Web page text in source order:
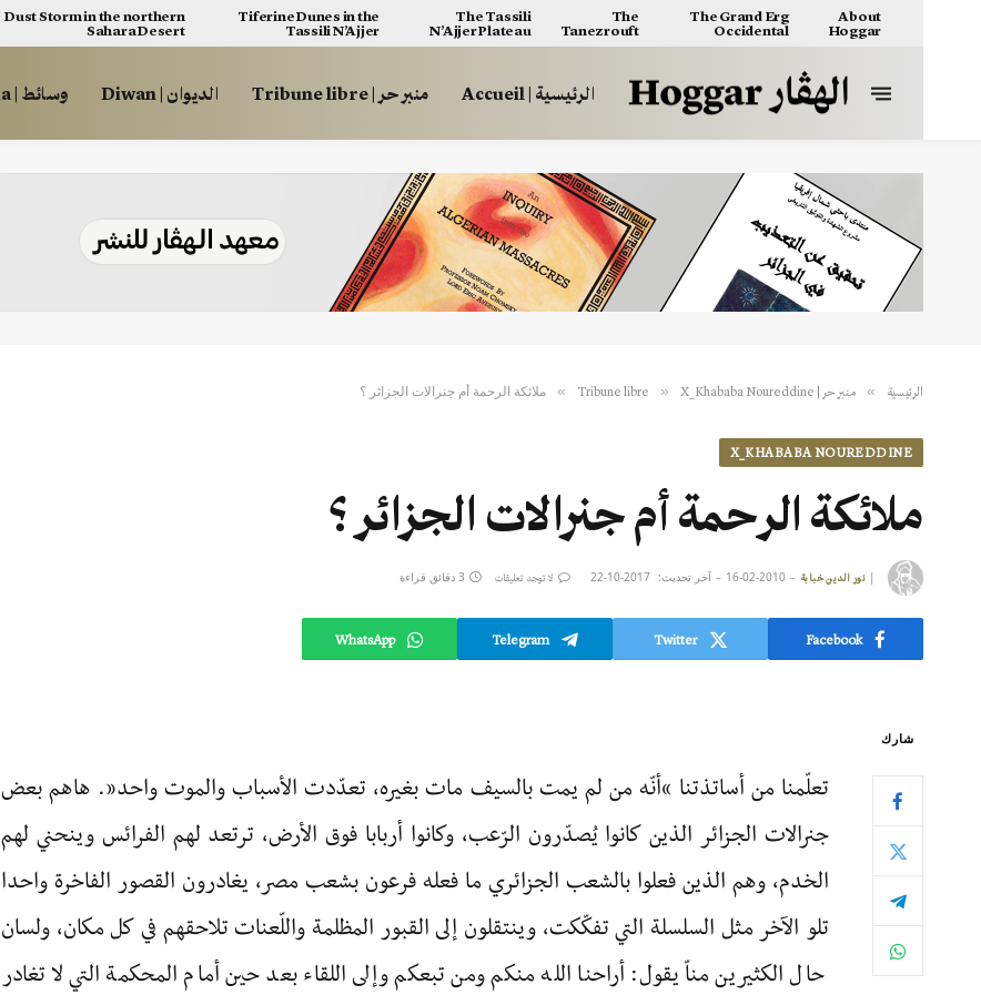
About
Hoggar
The Grand Erg
Occidental
The
Tanezrouft
The Tassili
N’Ajjer Plateau
Tiferine Dunes in the
Tassili N’Ajjer
Dust Storm in the northern
Sahara Desert
الرئيسية | Accueil منبر حر | Tribune libre الديوان | Diwan وسائط | Multimédia
الرئيسية » منبر حر | Tribune libre » X_Khababa Noureddine
» ملائكة الرحمة أم جنرالات الجزائر ؟
X_KHABABA NOUREDDINE
ملائكة الرحمة أم جنرالات الجزائر ؟
| نور الدين خبابة 2010-02-16 آخر تحديث: 2017-10-22 لا توجد تعليقات 3 دقائق قراءة
Facebook
Twitter
Telegram
WhatsApp
شارك
تعلّمنا من أساتذتنا “أنّه من لم يمت بالسيف مات بغيره، تعدّدت الأسباب والموت واحد”. هاهم بعض
جنرالات الجزائر الذين كانوا يُصدّرون الرّعب، وكانوا أربابا فوق الأرض، ترتعد لهم الفرائس وينحني لهم
الخدم، وهم الذين فعلوا بالشعب الجزائري ما فعله فرعون بشعب مصر، يغادرون القصور الفاخرة واحدا
تلو الآخر مثل السلسلة التي تفكّكت، وينتقلون إلى القبور المظلمة واللّعنات تلاحقهم في كل مكان، ولسان
حال الكثيرين مناّ يقول: أراحنا الله منكم ومن تبعكم وإلى اللقاء بعد حين أمام المحكمة التي لا تغادر